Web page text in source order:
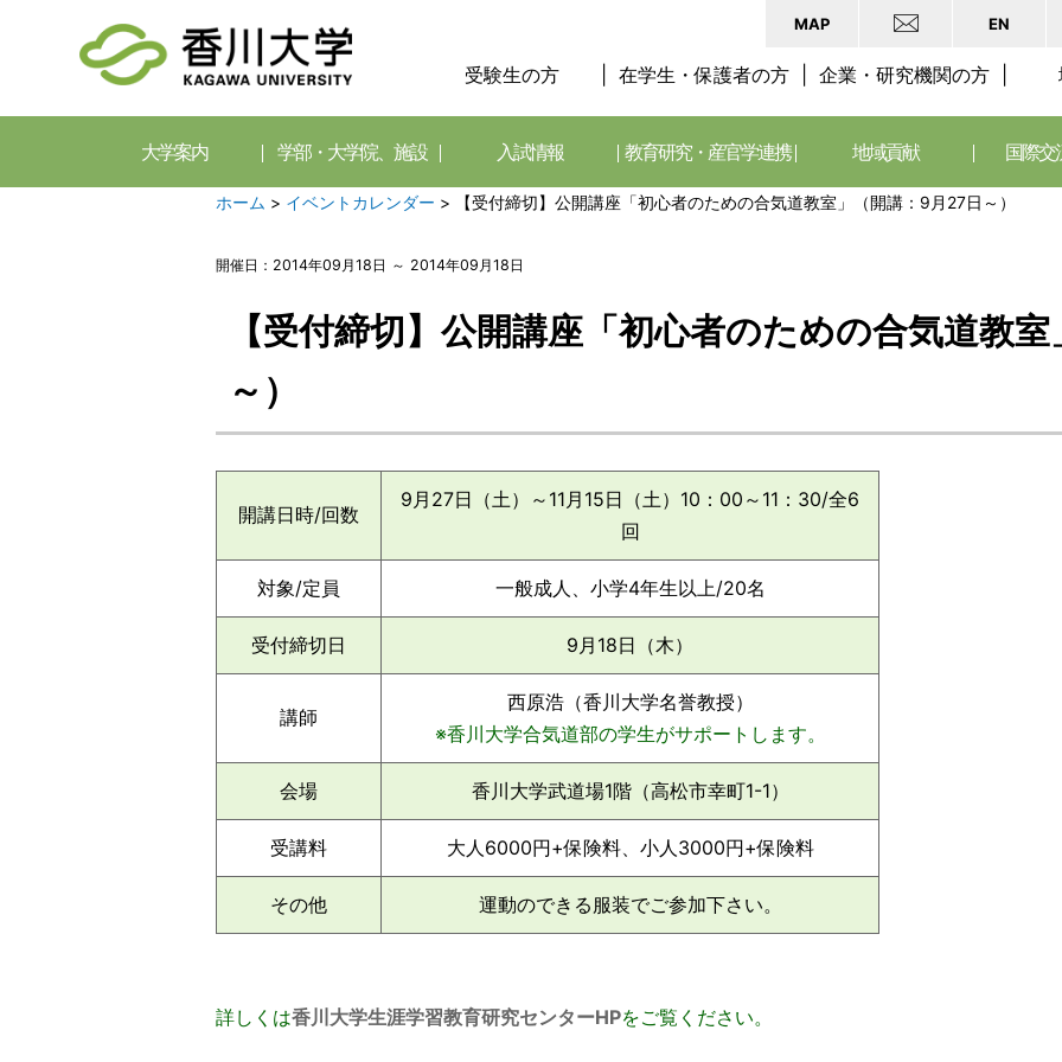
MAP EN
受験生の方 在学生・保護者の方 企業・研究機関の方
大学案内 学部・大学院、施設 入試情報 教育研究・産官学連携 地域貢献 国際交
ホーム > イベントカレンダー > 【受付締切】公開講座「初心者のための合気道教室」（開講：9月27日～）
開催日：2014年09月18日 ～ 2014年09月18日
【受付締切】公開講座「初心者のための合気道教
～）
開講日時/回数
9月27日（土）～11月15日（土）10：00～11：30/全6
回
対象/定員 一般成人、小学4年生以上/20名
受付締切日 9月18日（木）
講師
西原浩（香川大学名誉教授）
※香川大学合気道部の学生がサポートします。
会場 香川大学武道場1階（高松市幸町1-1）
受講料 大人6000円+保険料、小人3000円+保険料
その他 運動のできる服装でご参加下さい。
詳しくは香川大学生涯学習教育研究センターHPをご覧ください。